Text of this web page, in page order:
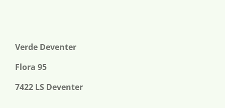
Verde Deventer
Flora 95
7422 LS Deventer